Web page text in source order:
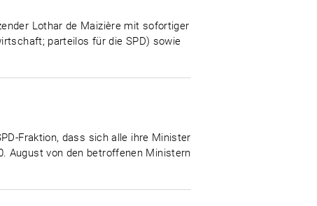
Lothar de Maizière mit sofortiger
parteilos für die SPD) sowie
Fraktion, dass sich alle ihre Minister
August von den betroffenen Ministern